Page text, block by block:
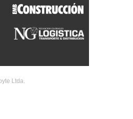
Ltda.